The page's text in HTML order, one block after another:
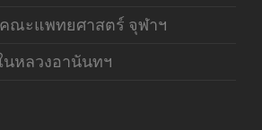
ณะแพทยศาสตร์ จุฬาฯ
นหลวงอานันทฯ